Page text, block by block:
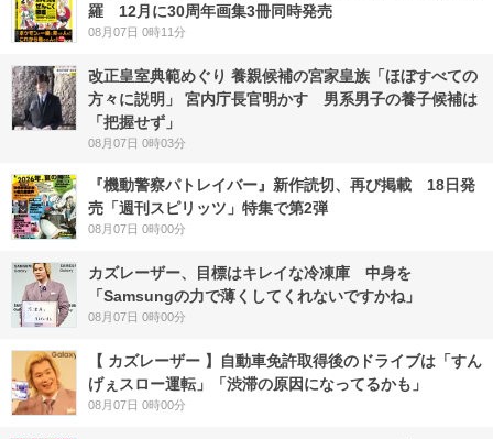
羅 12月に30周年画集3冊同時発売
08月07日 0時11分
改正皇室典範めぐり 養親候補の宮家皇族「ほぼすべての
方々に説明」 宮内庁長官明かす 男系男子の養子候補は
「把握せず」
08月07日 0時03分
『機動警察パトレイバー』新作読切、再び掲載 18日発
売「週刊スピリッツ」特集で第2弾
08月07日 0時00分
カズレーザー、目標はキレイな冷凍庫 中身を
「Samsungの力で薄くしてくれないですかね」
08月07日 0時00分
【 カズレーザー 】自動車免許取得後のドライブは「すん
げぇスロー運転」「渋滞の原因になってるかも」
08月07日 0時00分